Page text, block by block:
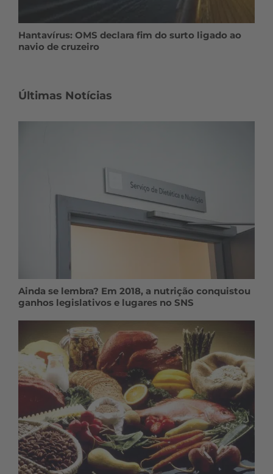
Hantavírus: OMS declara fim do surto ligado ao
navio de cruzeiro
Últimas Notícias
Ainda se lembra? Em 2018, a nutrição conquistou
ganhos legislativos e lugares no SNS